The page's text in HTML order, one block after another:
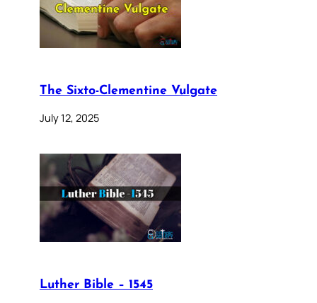
The Sixto-Clementine Vulgate
July 12, 2025
Luther Bible – 1545